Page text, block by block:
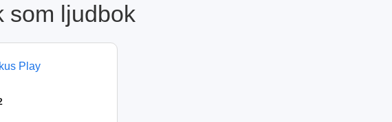
som ljudbok